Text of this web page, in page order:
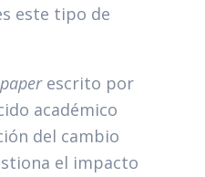
este tipo de
paperescrito por
académico
del cambio
el impacto